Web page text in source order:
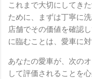
これまで大切にしてき
ために、まずは丁寧に
店舗でその価値を確認
に臨むことは、愛車に
あなたの愛車が、次の
して評価されることを